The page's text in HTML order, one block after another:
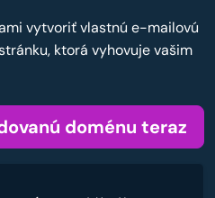
vytvoriť vlastnú e-mailovú
ktorá vyhovuje vašim
doménu teraz